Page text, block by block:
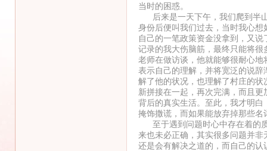
当时的困惑。
后来是一天下午，我们爬到半山
身份后便叫我们过去，当时我心
自己的一笔政策资金没拿到，又
记录的我大伤脑筋，最终只能将
老师在做访谈，他就能够很耐心
表示自己的理解，并将宽泛的说
解了他的状况，也理解了村庄的
新拼接在一起，再次完满，而且
背后的真实生活。至此，我才明
掩饰撒谎，而如果能放弃掉那些
至于遇到问题时心中存在着的质
来也未必正确，其实很多问题并
还是会有解决之道的，而自己的